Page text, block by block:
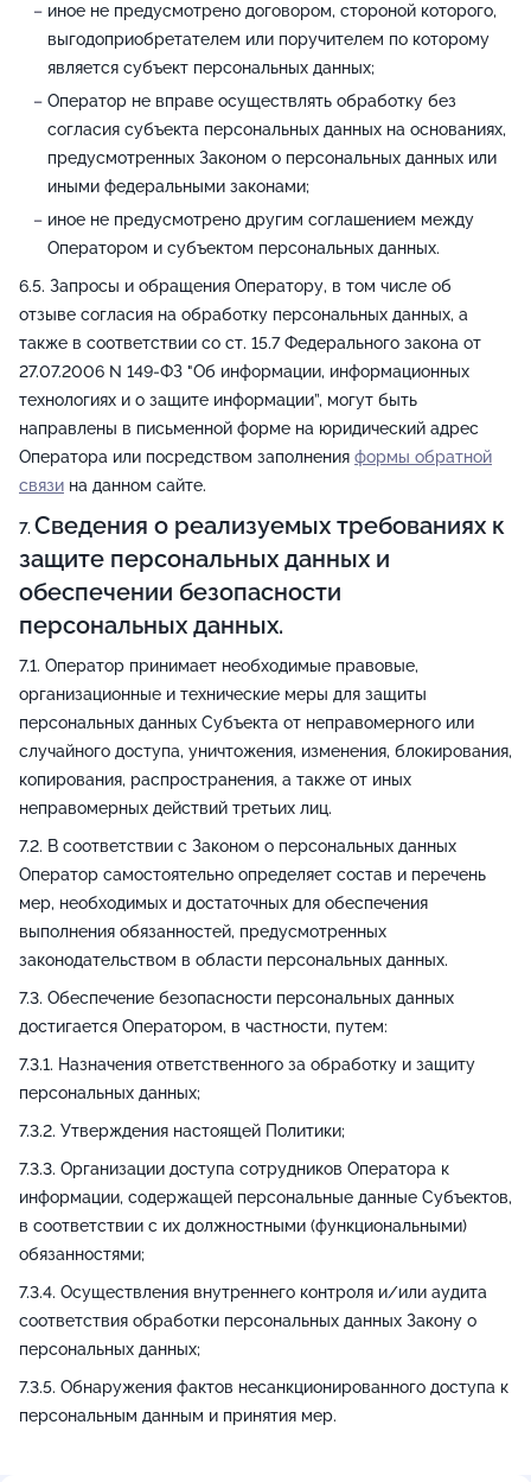
иное не предусмотрено договором, стороной которого,
выгодоприобретателем или поручителем по которому
является субъект персональных данных;
Оператор не вправе осуществлять обработку без
согласия субъекта персональных данных на основаниях,
предусмотренных Законом о персональных данных или
иными федеральными законами;
иное не предусмотрено другим соглашением между
Оператором и субъектом персональных данных.
Запросы и обращения Оператору, в том числе об
отзыве согласия на обработку персональных данных, а
также в соответствии со ст. 15.7 Федерального закона от
27.07.2006 N 149-ФЗ "Об информации, информационных
технологиях и о защите информации”, могут быть
направлены в письменной форме на юридический адрес
Оператора или посредством заполнения формы обратной
связи на данном сайте.
Сведения о реализуемых требованиях к
защите персональных данных и
обеспечении безопасности
персональных данных.
Оператор принимает необходимые правовые,
организационные и технические меры для защиты
персональных данных Субъекта от неправомерного или
случайного доступа, уничтожения, изменения, блокирования,
копирования, распространения, а также от иных
неправомерных действий третьих лиц.
В соответствии с Законом о персональных данных
Оператор самостоятельно определяет состав и перечень
мер, необходимых и достаточных для обеспечения
выполнения обязанностей, предусмотренных
законодательством в области персональных данных.
Обеспечение безопасности персональных данных
достигается Оператором, в частности, путем:
Назначения ответственного за обработку и защиту
персональных данных;
Утверждения настоящей Политики;
Организации доступа сотрудников Оператора к
информации, содержащей персональные данные Субъектов,
в соответствии с их должностными (функциональными)
обязанностями;
Осуществления внутреннего контроля и/или аудита
соответствия обработки персональных данных Закону о
персональных данных;
Обнаружения фактов несанкционированного доступа к
персональным данным и принятия мер.